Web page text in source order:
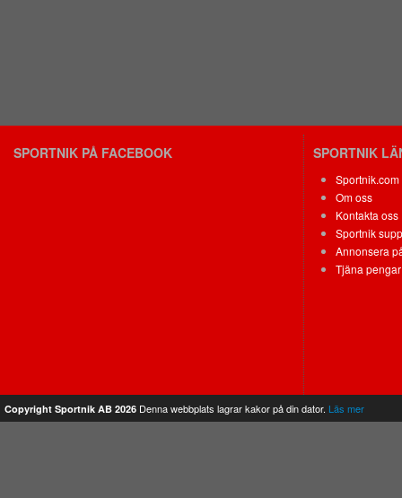
SPORTNIK PÅ FACEBOOK SPORTNIK
Sportnik.com
Om oss
Kontakta oss
Sportnik
Annonsera
Tjäna pengar
Copyright Sportnik AB 2026 Denna webbplats lagrar kakor på din dator. Läs mer